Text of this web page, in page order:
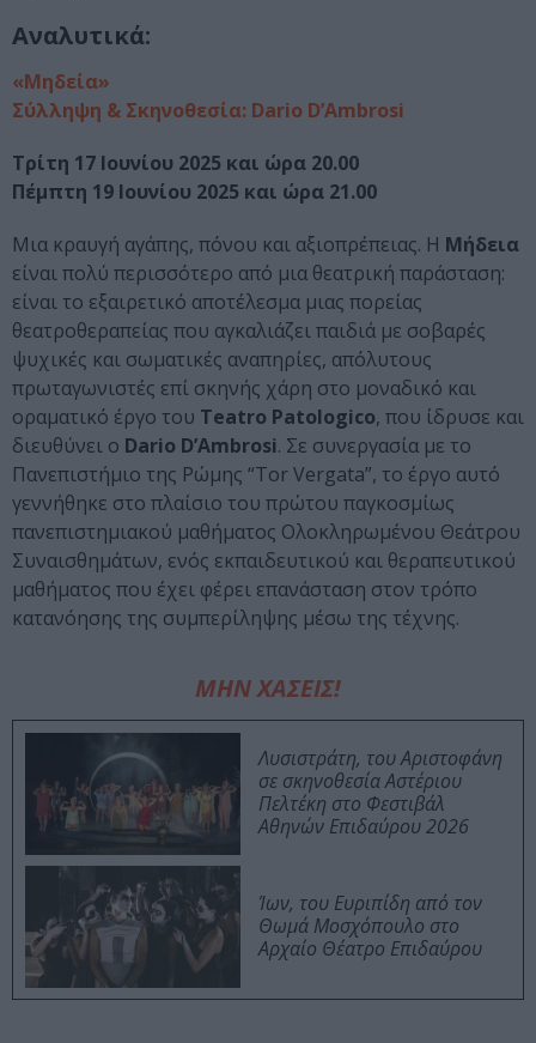
Αναλυτικά:
«Μηδεία»
Σύλληψη & Σκηνοθεσία: Dario D’Ambrosi
Τρίτη 17 Ιουνίου 2025 και ώρα 20.00
Πέμπτη 19 Ιουνίου 2025 και ώρα 21.00
Μια κραυγή αγάπης, πόνου και αξιοπρέπειας. Η Μήδεια
είναι πολύ περισσότερο από μια θεατρική παράσταση:
είναι το εξαιρετικό αποτέλεσμα μιας πορείας
θεατροθεραπείας που αγκαλιάζει παιδιά με σοβαρές
ψυχικές και σωματικές αναπηρίες, απόλυτους
πρωταγωνιστές επί σκηνής χάρη στο μοναδικό και
οραματικό έργο του Teatro Patologico, που ίδρυσε και
διευθύνει ο Dario D’Ambrosi. Σε συνεργασία με το
Πανεπιστήμιο της Ρώμης “Tor Vergata”, το έργο αυτό
γεννήθηκε στο πλαίσιο του πρώτου παγκοσμίως
πανεπιστημιακού μαθήματος Ολοκληρωμένου Θεάτρου
Συναισθημάτων, ενός εκπαιδευτικού και θεραπευτικού
μαθήματος που έχει φέρει επανάσταση στον τρόπο
κατανόησης της συμπερίληψης μέσω της τέχνης.
ΜΗΝ ΧΑΣΕΙΣ!
Λυσιστράτη, του Αριστοφάνη
σε σκηνοθεσία Αστέριου
Πελτέκη στο Φεστιβάλ
Αθηνών Επιδαύρου 2026
Ίων, του Ευριπίδη από τον
Θωμά Μοσχόπουλο στο
Αρχαίο Θέατρο Επιδαύρου